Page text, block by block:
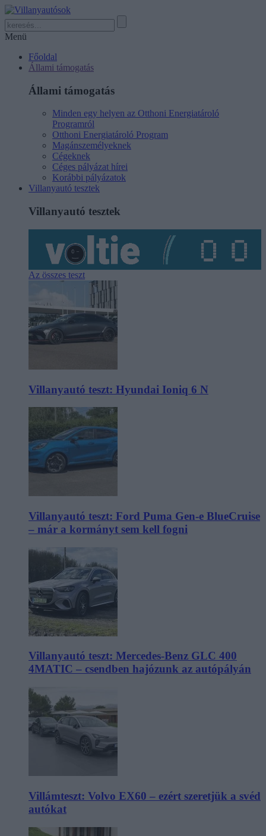
Menü
Főoldal
Állami támogatás
Állami támogatás
Minden egy helyen az Otthoni Energiatároló
Programról
Otthoni Energiatároló Program
Magánszemélyeknek
Cégeknek
Céges pályázat hírei
Korábbi pályázatok
Villanyautó tesztek
Villanyautó tesztek
Az összes teszt
Villanyautó teszt: Hyundai Ioniq 6 N
Villanyautó teszt: Ford Puma Gen-e BlueCruise
– már a kormányt sem kell fogni
Villanyautó teszt: Mercedes-Benz GLC 400
4MATIC – csendben hajózunk az autópályán
Villámteszt: Volvo EX60 – ezért szeretjük a svéd
autókat